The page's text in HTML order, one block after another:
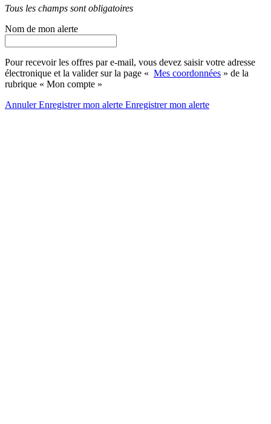
Tous les champs sont obligatoires
Nom de mon alerte
Pour recevoir les offres par e-mail, vous devez saisir votre adresse
électronique et la valider sur la page « Mes coordonnées » de la
rubrique « Mon compte »
AnnulerEnregistrer mon alerte Enregistrermon alerte